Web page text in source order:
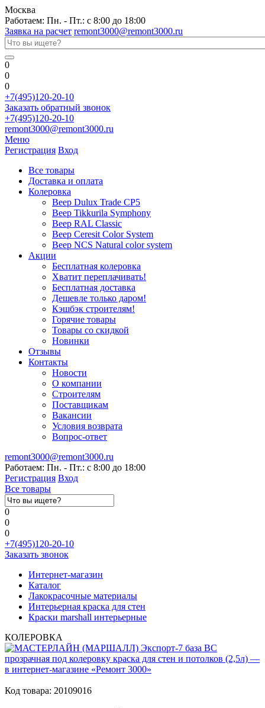
Москва
Работаем: Пн. - Пт.: с 8:00 до 18:00
Заявка на расчет remont3000@remont3000.ru
0
0
0
+7(495)120-20-10
Заказать обратный звонок
+7(495)120-20-10
remont3000@remont3000.ru
Меню
Регистрация Вход
Все товары
Доставка и оплата
Колеровка
Веер Dulux Trade CP5
Веер Tikkurila Symphony
Веер RAL Classic
Веер Ceresit Color System
Веер NCS Natural color system
Акции
Бесплатная колеровка
Хватит переплачивать!
Бесплатная доставка
Дешевле только даром!
Кэшбэк строителям!
Горячие товары
Товары со скидкой
Новинки
Отзывы
Контакты
Новости
О компании
Строителям
Поставщикам
Вакансии
Условия возврата
Вопрос-ответ
remont3000@remont3000.ru
Работаем: Пн. - Пт.: с 8:00 до 18:00
Регистрация Вход
Все товары
0
0
0
+7(495)120-20-10
Заказать звонок
Интернет-магазин
Каталог
Лакокрасочные материалы
Интерьерная краска для стен
Краски marshall интерьерные
КОЛЕРОВКА
Код товара: 20109016